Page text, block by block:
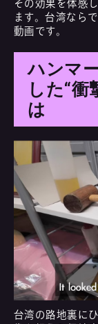
その効果を体感
ます。台湾なら
動画です。
ハンマ
した“衝
は
台湾の路地裏に